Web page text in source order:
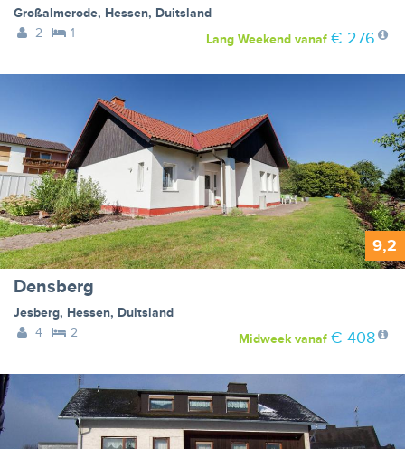
Großalmerode, Hessen, Duitsland
2
1 Lang Weekendvanaf € 276
9,2
Densberg
Jesberg, Hessen, Duitsland
4
2 Midweekvanaf € 408